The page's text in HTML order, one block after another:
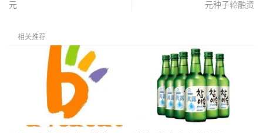
元
元种子轮融资
相关推荐